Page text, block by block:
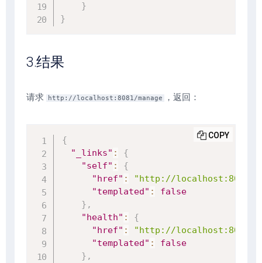
}
}
3.结果
请求 http://localhost:8081/manage ，返回：
{
"_links" :
{
"self" :
{
"href" :
"http://localhost:8081/
"templated" :
false
} ,
"health" :
{
"href" :
"http://localhost:8081/
"templated" :
false
} ,
COPY